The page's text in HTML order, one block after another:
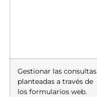
Gestionar las consultas
planteadas a través de
los formularios web.